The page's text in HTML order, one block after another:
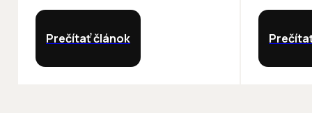
Prečítať článok